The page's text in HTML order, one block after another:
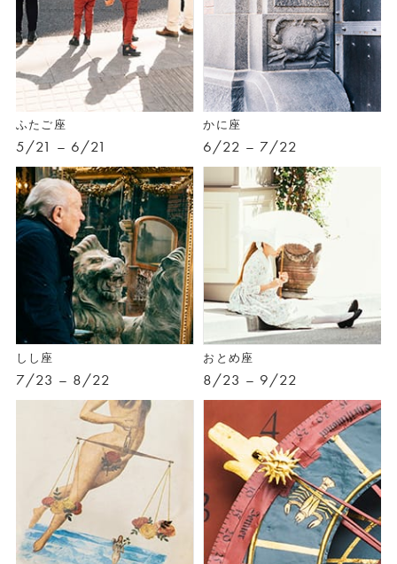
ふたご座
5/21 – 6/21
かに座
6/22 – 7/22
しし座
7/23 – 8/22
おとめ座
8/23 – 9/22